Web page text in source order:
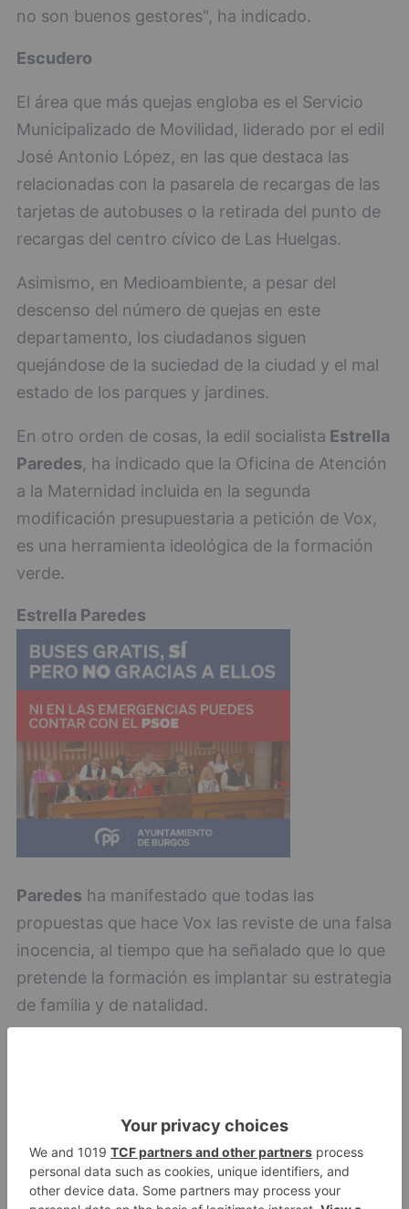
no son buenos gestores", ha indicado.
Escudero
El área que más quejas engloba es el Servicio
Municipalizado de Movilidad, liderado por el edil
José Antonio López, en las que destaca las
relacionadas con la pasarela de recargas de las
tarjetas de autobuses o la retirada del punto de
recargas del centro cívico de Las Huelgas.
Asimismo, en Medioambiente, a pesar del
descenso del número de quejas en este
departamento, los ciudadanos siguen
quejándose de la suciedad de la ciudad y el mal
estado de los parques y jardines.
En otro orden de cosas, la edil socialista Estrella
Paredes, ha indicado que la Oficina de Atención
a la Maternidad incluida en la segunda
modificación presupuestaria a petición de Vox,
es una herramienta ideológica de la formación
verde.
Estrella Paredes
Paredes ha manifestado que todas las
propuestas que hace Vox las reviste de una falsa
inocencia, al tiempo que ha señalado que lo que
pretende la formación es implantar su estrategia
de familia y de natalidad.
trimestre
LO + VISTO